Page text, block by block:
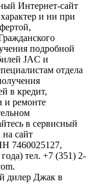
Интернет-сайт
и ни при
подробной
JAC и
отдела
в кредит,
и ремонте
в сервисный
сайт
7460025127,
тел. +7 (351) 2-
дилер Джак в